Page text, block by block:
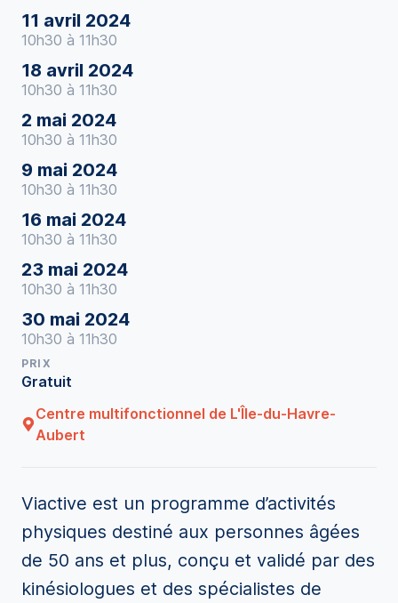
11 avril 2024
10h30 à 11h30
18 avril 2024
10h30 à 11h30
2 mai 2024
10h30 à 11h30
9 mai 2024
10h30 à 11h30
16 mai 2024
10h30 à 11h30
23 mai 2024
10h30 à 11h30
30 mai 2024
10h30 à 11h30
PRIX
Gratuit
Centre multifonctionnel de L'Île-du-Havre-
Aubert
Viactive est un programme d’activités
physiques destiné aux personnes âgées
de 50 ans et plus, conçu et validé par des
kinésiologues et des spécialistes de